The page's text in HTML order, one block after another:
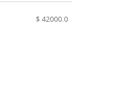
$ 42000.0